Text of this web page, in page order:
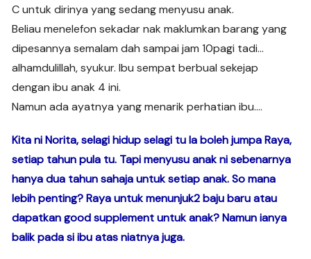
C untuk dirinya yang sedang menyusu anak.
Beliau menelefon sekadar nak maklumkan barang yang
dipesannya semalam dah sampai jam 10pagi tadi…
alhamdulillah, syukur. Ibu sempat berbual sekejap
dengan ibu anak 4 ini.
Namun ada ayatnya yang menarik perhatian ibu….
Kita ni Norita, selagi hidup selagi tu la boleh jumpa Raya,
setiap tahun pula tu. Tapi menyusu anak ni sebenarnya
hanya dua tahun sahaja untuk setiap anak. So mana
lebih penting? Raya untuk menunjuk2 baju baru atau
dapatkan good supplement untuk anak? Namun ianya
balik pada si ibu atas niatnya juga.